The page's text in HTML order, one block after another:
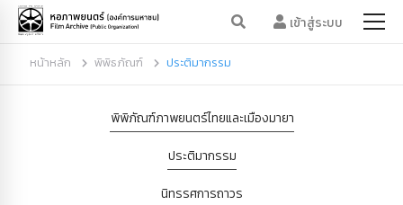
เข้าสู่ระบบ
หน้าหลัก พิพิธภัณฑ์ ประติมากรรม
พิพิภัณฑ์ภาพยนตร์ไทยและเมืองมายา
ประติมากรรม
นิทรรศการถาวร